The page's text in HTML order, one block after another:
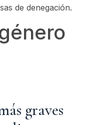
de denegación.
graves